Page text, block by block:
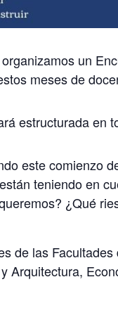
un
meses de
estructurada en
este comienzo
teniendo en
¿Qué
de las
Arquitectura,